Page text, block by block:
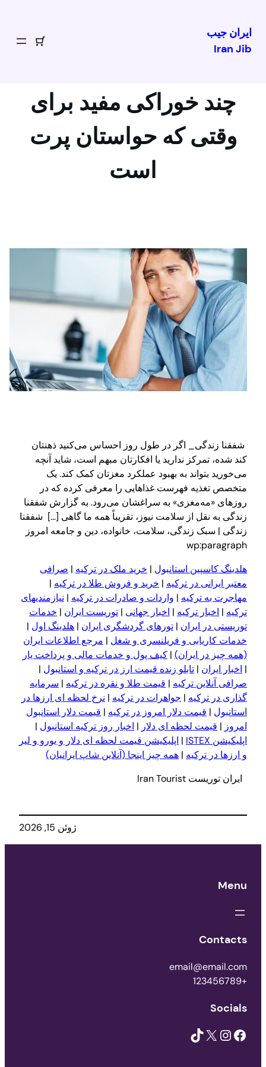
رفتن
ایران جیب
Iran Jib
چند خوراکی مفید برای
وقتی که حواستان پرت
است
شفقنا زندگی_ اگر در طول روز احساس می‌کنید ذهنتان
کند شده، تمرکز ندارید یا افکارتان مبهم است، شاید آنچه
می‌خورید بتواند به بهبود عملکرد مغزتان کمک کند. یک
متخصص تغذیه فهرست غذاهایی را معرفی کرده که در
روزهای «مه‌مغزی» به سراغشان می‌رود. به گزارش شفقنا
زندگی به نقل از سلامت نیوز، تقریباً همه ما گاهی […] شفقنا
زندگی | سبک زندگی، سلامت، خانواده، دین و جامعه امروز
wp:paragraph
هلدینگ کاسپین استانبول | خرید ملک در ترکیه | صرافی
معتبر ایرانی در ترکیه | خرید و فروش طلا در ترکیه |
مهاجرت به ترکیه | واردات و صادرات در ترکیه | نیازمندیهای
ترکیه | اخبار ترکیه | اخبار جهانی | توریست ایران | خدمات
توریستی در ایران | تورهای گردشگری ایران | هلدینگ اول |
خدمات کاریابی و فریلنسری و شغل | مرجع اطلاعات ایران
(همه چیز در ایران) | کیف پول و خدمات مالی و پرداخت یار
| اخبار ایران | تابلو زنده قیمت ارز در ترکیه و استانبول |
صرافی آنلاین ترکیه | قیمت طلا و نقره در ترکیه | سرمایه
گذاری در ترکیه | جواهرات در ترکیه | نرخ لحظه ای ارزها در
استانبول | قیمت دلار امروز در ترکیه | قیمت دلار استانبول
امروز | قیمت لحظه ای دلار | اخبار روز ترکیه استانبول |
اپلیکیشن ISTEX
| اپلیکیشن قیمت لحظه ای دلار و یورو و لیر
و ار زها در ترکیه | همه چیز اینجا (آنلاین شاپ ایرانیان)
ایران توریست Iran Tourist
ژوئن 15, 2026
Menu
Contacts
email@email.com
+123456789
Socials
Facebook
Instagram
X
TikTok